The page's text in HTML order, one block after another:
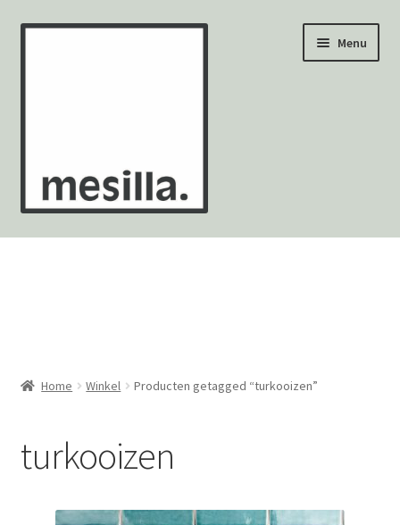
Ga
Ga
Menu
Wandtegels
Mozaïekvellen
Contact
Home Winkel Producten getagged “turkooizen”
turkooizen